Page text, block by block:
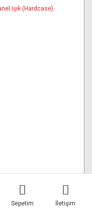
Sepetim İletişim